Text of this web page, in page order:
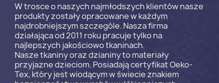
W trosce o naszych najmłodszych klientów nasze
produkty zostały opracowane w każdym
najdrobniejszym szczególe. Nasza firma
działająca od 2011 roku pracuje tylko na
najlepszych jakościowo tkaninach.
Nasze tkaniny oraz dzianiny to materiały
przyjazne dzieciom. Posiadają certyfikat Oeko-
Tex, który jest wiodącym w świecie znakiem